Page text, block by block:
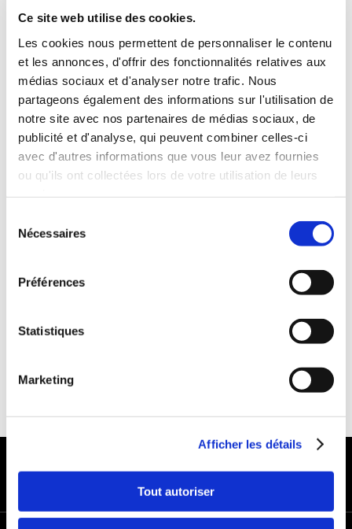
Ce site web utilise des cookies.
Les cookies nous permettent de personnaliser le contenu
et les annonces, d'offrir des fonctionnalités relatives aux
médias sociaux et d'analyser notre trafic. Nous
partageons également des informations sur l'utilisation de
notre site avec nos partenaires de médias sociaux, de
publicité et d'analyse, qui peuvent combiner celles-ci
avec d'autres informations que vous leur avez fournies
ou qu'ils ont collectées lors de votre utilisation de leurs
Nécessaires
Préférences
Statistiques
Marketing
Afficher les détails
Tout autoriser
INCLUS À LA LOCATION
Killométrage illimité
Assurance tous risques (hors franchise)
Carburant : plein à rendre plein
CONDITIONS DE LOCATION
Age minimum :20 ans
Années de permis :2 ans
ASSURANCE
MODES DE PAIEMENT